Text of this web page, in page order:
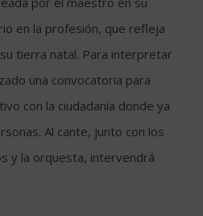
en la profesión, que refleja
tierra natal. Para interpretar
una convocatoria para
con la ciudadanía donde ya
Al cante, junto con los
y la orquesta, intervendrá